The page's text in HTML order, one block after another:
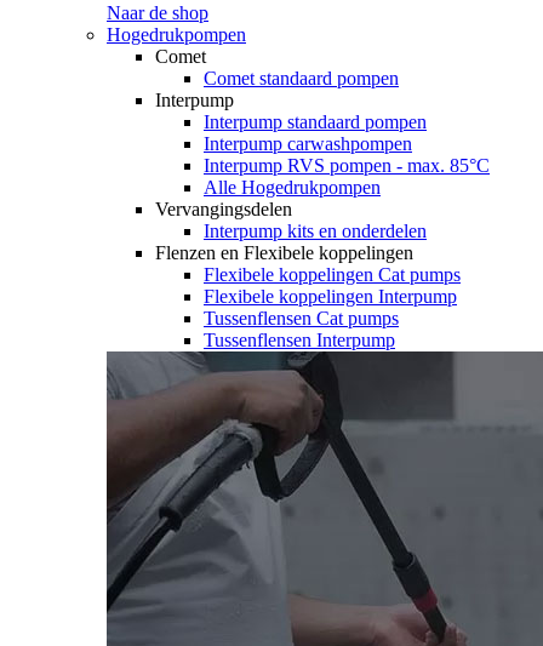
Naar de shop
Hogedrukpompen
Comet
Comet standaard pompen
Interpump
Interpump standaard pompen
Interpump carwashpompen
Interpump RVS pompen - max. 85°C
Alle Hogedrukpompen
Vervangingsdelen
Interpump kits en onderdelen
Flenzen en Flexibele koppelingen
Flexibele koppelingen Cat pumps
Flexibele koppelingen Interpump
Tussenflensen Cat pumps
Tussenflensen Interpump